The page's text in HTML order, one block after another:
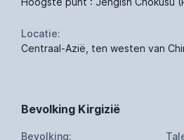
Locatie:
Centraal-Azië, ten westen van
Bevolking Kirgizië
Bevolking: